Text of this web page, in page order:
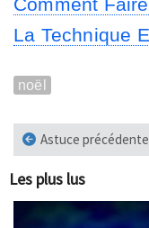
Comment
La Technique
noël
Astuce précédente
Les plus lus